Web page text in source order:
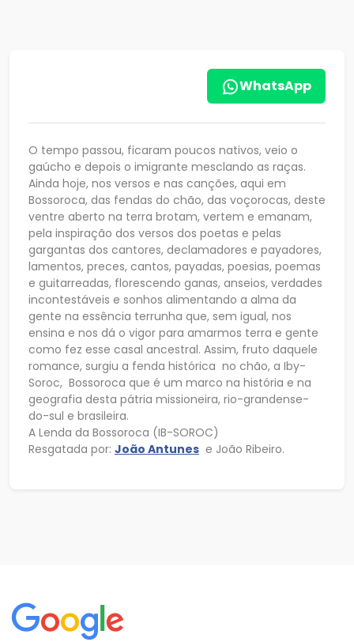
WhatsApp
O tempo passou, ficaram poucos nativos, veio o
gaúcho e depois o imigrante mesclando as raças.
Ainda hoje, nos versos e nas canções, aqui em
Bossoroca, das fendas do chão, das voçorocas, deste
ventre aberto na terra brotam, vertem e emanam,
pela inspiração dos versos dos poetas e pelas
gargantas dos cantores, declamadores e payadores,
lamentos, preces, cantos, payadas, poesias, poemas
e guitarreadas, florescendo ganas, anseios, verdades
incontestáveis e sonhos alimentando a alma da
gente na essência terrunha que, sem igual, nos
ensina e nos dá o vigor para amarmos terra e gente
como fez esse casal ancestral. Assim, fruto daquele
romance, surgiu a fenda histórica no chão, a Iby-
Soroc, Bossoroca que é um marco na história e na
geografia desta pátria missioneira, rio-grandense-
do-sul e brasileira.
A Lenda da Bossoroca (IB-SOROC)
Resgatada por: João Antunes e João Ribeiro.